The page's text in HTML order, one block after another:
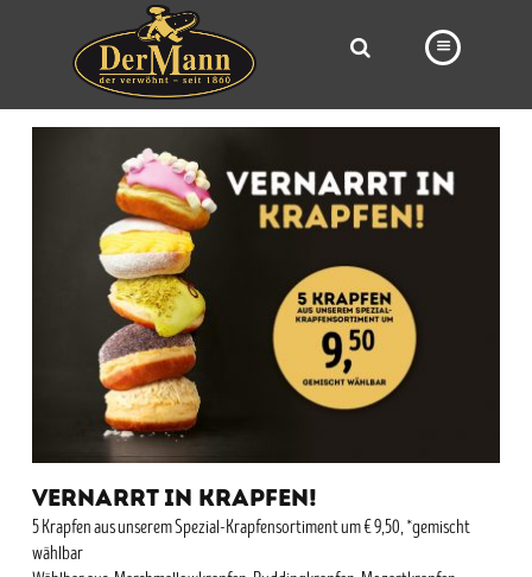
PRODUKTE
FILIALEN
BÄCKEREI
BROTWAY
VORBESTELLUNG
NEWS
VERNARRT IN KRAPFEN!
5 Krapfen aus unserem Spezial-Krapfensortiment um € 9,50, *gemischt
wählbar